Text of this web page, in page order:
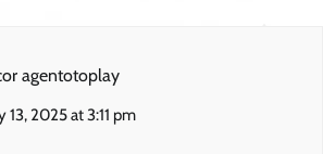
agentotoplay
13, 2025 at 3:11 pm